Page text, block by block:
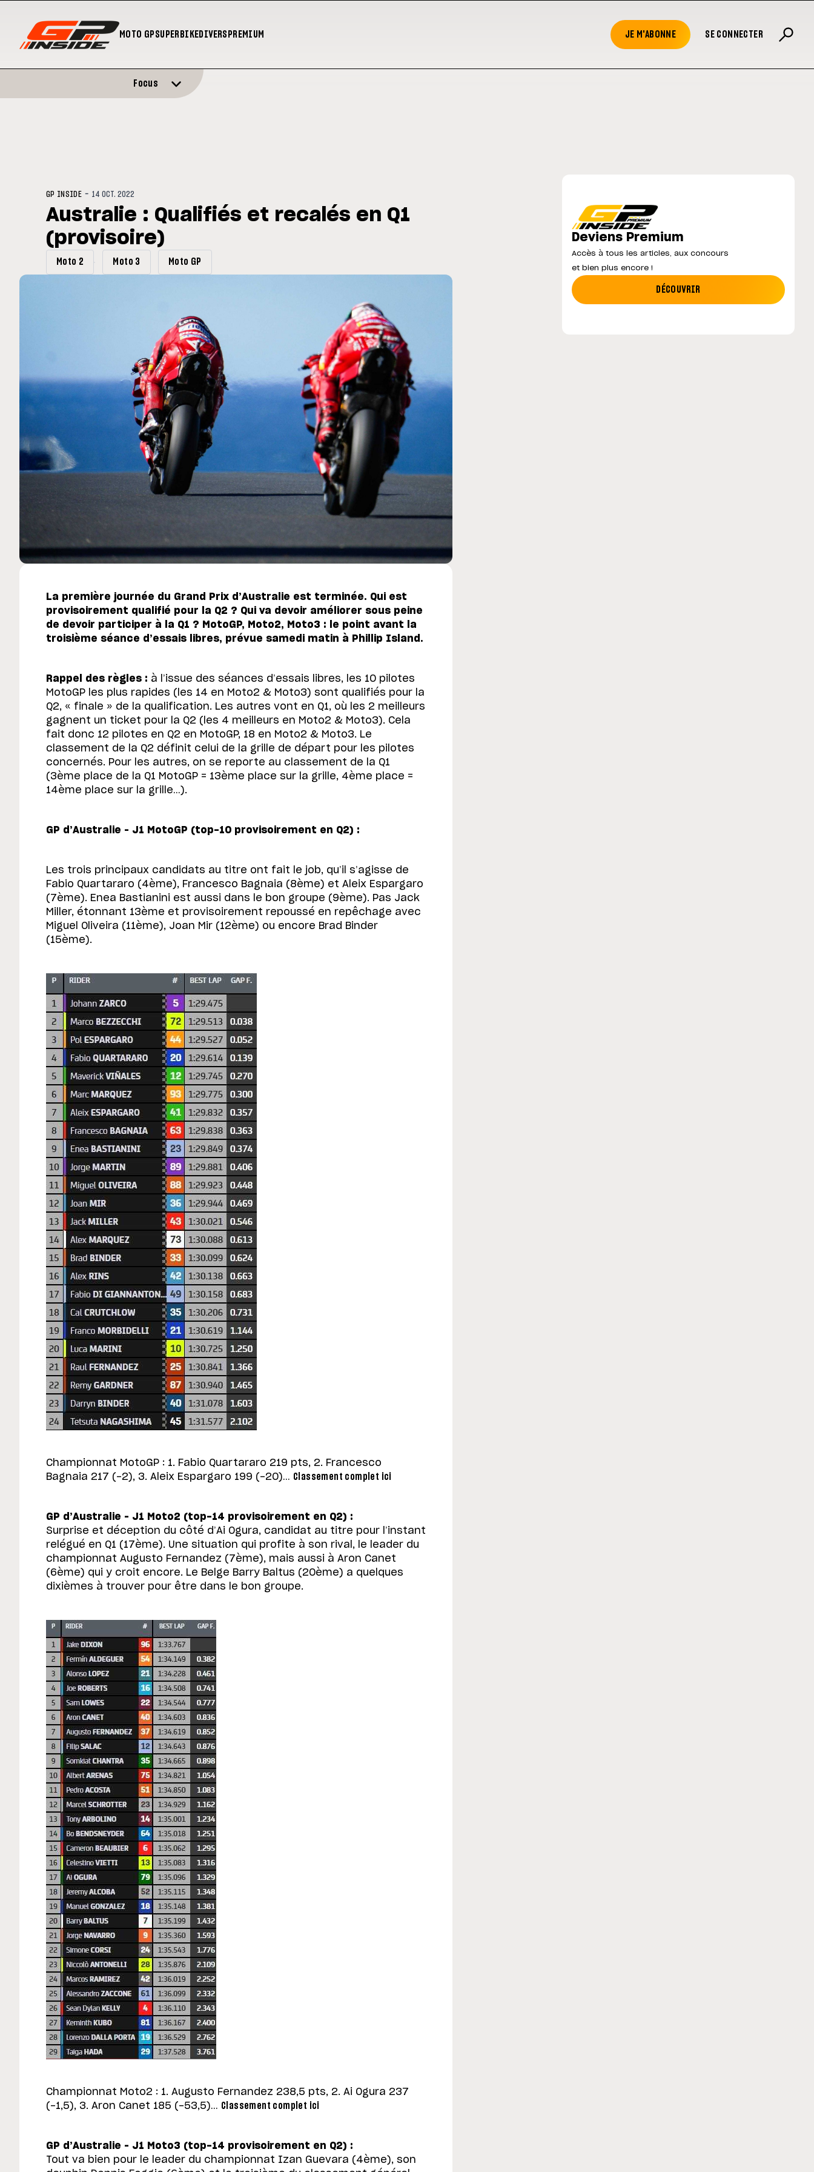
MOTO GPSUPERBIKEDIVERS PREMIUM JE M'ABONNE SE CONNECTER
MotoGP : les cinq constructeurs signent un
Focus
GP INSIDE - 14 OCT. 2022
Australie : Qualifiés et recalés en Q1
(provisoire)
Moto 2 Moto 3 Moto GP
La première journée du Grand Prix d’Australie est terminée. Qui est
provisoirement qualifié pour la Q2 ? Qui va devoir améliorer sous peine
de devoir participer à la Q1 ? MotoGP, Moto2, Moto3 : le point avant la
troisième séance d’essais libres, prévue samedi matin à Phillip Island.
Rappel des règles : à l’issue des séances d’essais libres, les 10 pilotes
MotoGP les plus rapides (les 14 en Moto2 & Moto3) sont qualifiés pour la
Q2, « finale » de la qualification. Les autres vont en Q1, où les 2 meilleurs
gagnent un ticket pour la Q2 (les 4 meilleurs en Moto2 & Moto3). Cela
fait donc 12 pilotes en Q2 en MotoGP, 18 en Moto2 & Moto3. Le
classement de la Q2 définit celui de la grille de départ pour les pilotes
concernés. Pour les autres, on se reporte au classement de la Q1
(3ème place de la Q1 MotoGP = 13ème place sur la grille, 4ème place =
14ème place sur la grille…).
GP d’Australie – J1 MotoGP (top-10 provisoirement en Q2) :
Les trois principaux candidats au titre ont fait le job, qu’il s’agisse de
Fabio Quartararo (4ème), Francesco Bagnaia (8ème) et Aleix Espargaro
(7ème). Enea Bastianini est aussi dans le bon groupe (9ème). Pas Jack
Miller, étonnant 13ème et provisoirement repoussé en repêchage avec
Miguel Oliveira (11ème), Joan Mir (12ème) ou encore Brad Binder
(15ème).
Championnat MotoGP : 1. Fabio Quartararo 219 pts, 2. Francesco
Bagnaia 217 (-2), 3. Aleix Espargaro 199 (-20)… Classement complet ici
GP d’Australie – J1 Moto2 (top-14 provisoirement en Q2) :
Surprise et déception du côté d’Ai Ogura, candidat au titre pour l’instant
relégué en Q1 (17ème). Une situation qui profite à son rival, le leader du
championnat Augusto Fernandez (7ème), mais aussi à Aron Canet
(6ème) qui y croit encore. Le Belge Barry Baltus (20ème) a quelques
dixièmes à trouver pour être dans le bon groupe.
Championnat Moto2 : 1. Augusto Fernandez 238,5 pts, 2. Ai Ogura 237
(-1,5), 3. Aron Canet 185 (-53,5)… Classement complet ici
GP d’Australie – J1 Moto3 (top-14 provisoirement en Q2) :
Tout va bien pour le leader du championnat Izan Guevara (4ème), son
Deviens Premium
Accès à tous les articles, aux concours
et bien plus encore !
DÉCOUVRIR